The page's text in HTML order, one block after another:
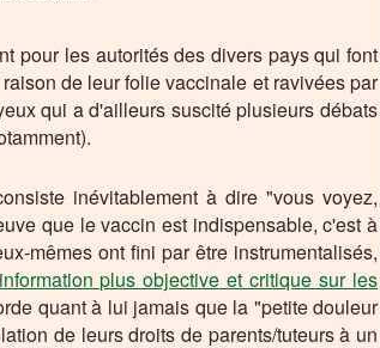
pour les autorités des divers pays qui font
de leur folie vaccinale etravivées par
qui a d'ailleurs suscité plusieurs débats
inévitablement à dire "vous voyez,
que le vaccin est indispensable, c'est à
mêmes ont fini par être instrumentalisés,
plus objective et critique sur les
quant à lui jamais que la "petite douleur
de leurs droits de parents/tuteurs à un